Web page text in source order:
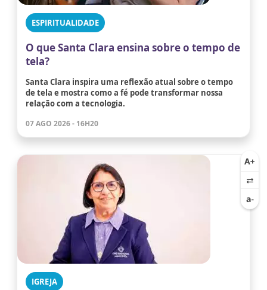
ESPIRITUALIDADE
O que Santa Clara ensina sobre o tempo de
tela?
Santa Clara inspira uma reflexão atual sobre o tempo
de tela e mostra como a fé pode transformar nossa
relação com a tecnologia.
07 AGO 2026 - 16H20
IGREJA